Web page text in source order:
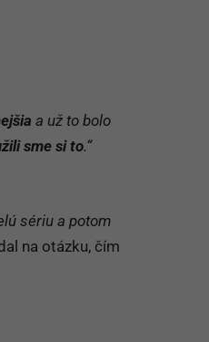
a už to bolo
sme si to.“
sériu a potom
na otázku, čím